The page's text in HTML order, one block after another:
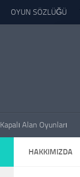
OYUN SÖZLÜĞÜ
Kapalı Alan Oyunları
HAKKIMIZDA